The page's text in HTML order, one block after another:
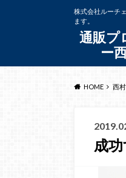
通販プ
ー
株式会社ルーチ
ます。
HOME 西
成